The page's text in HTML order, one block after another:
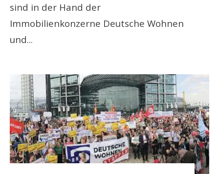
sind in der Hand der
Immobilienkonzerne Deutsche Wohnen
und...